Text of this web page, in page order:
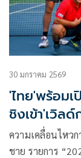
30 มกราคม 2569
'ไทย'พร้อมเ
ชิงเข้า'เวิล
ความเคลื่อนไหว
ชาย รายการ